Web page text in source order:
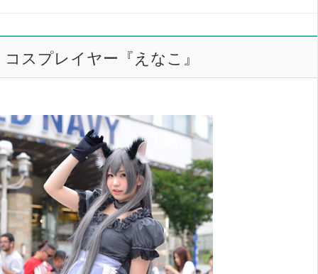
コスプレイヤー『えなこ』